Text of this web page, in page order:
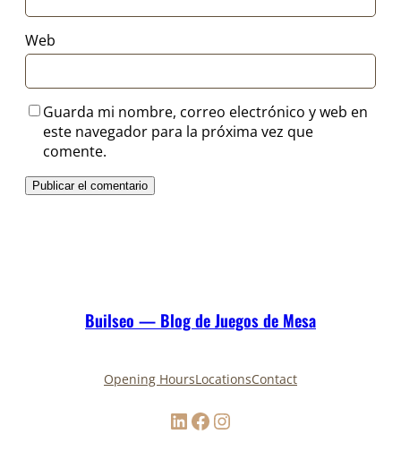
Web
Guarda mi nombre, correo electrónico y web en
este navegador para la próxima vez que
comente.
Builseo — Blog de Juegos de Mesa
Opening HoursLocationsContact
LinkedIn Facebook Instagram